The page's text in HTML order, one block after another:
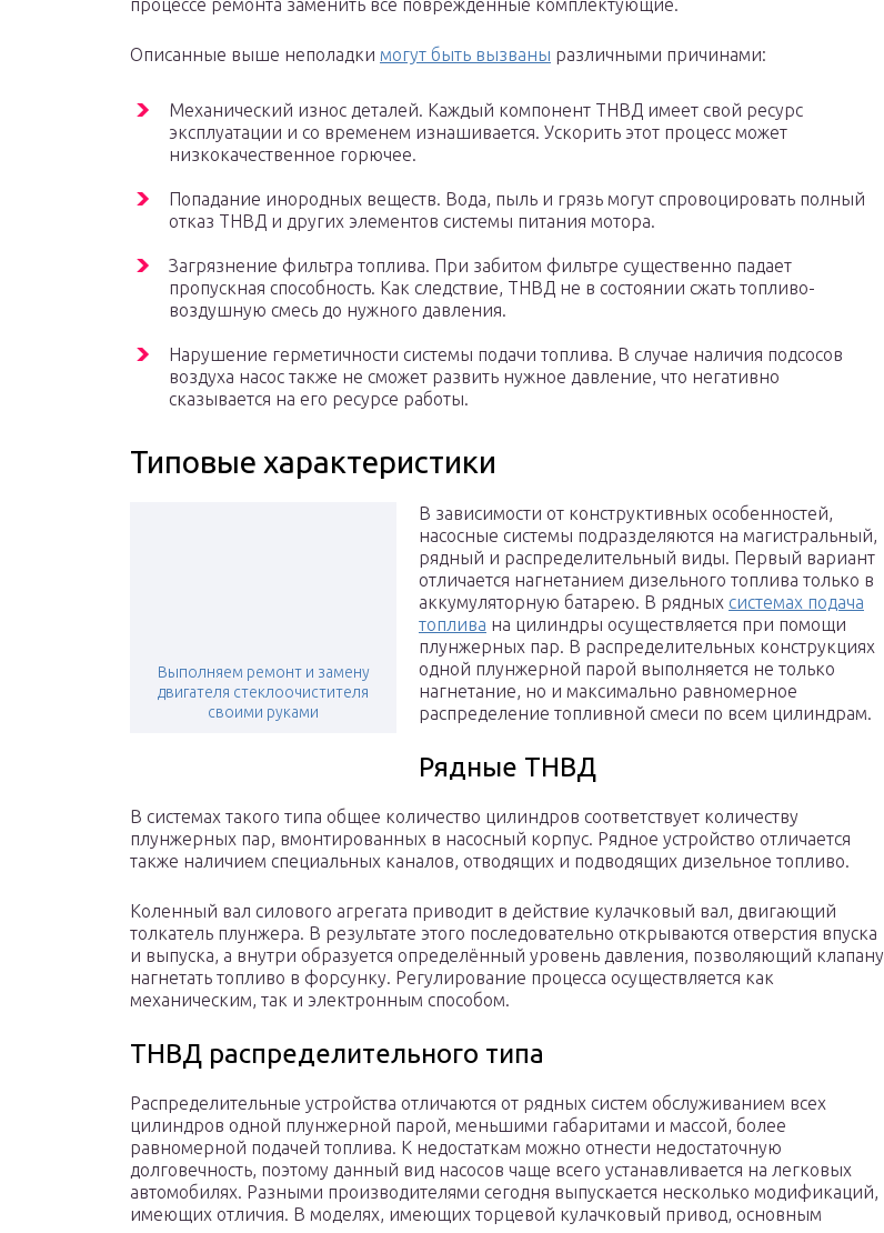
процессе ремонта заменить все поврежденные комплектующие.
Описанные выше неполадки могут быть вызваны различными причинами:
Механический износ деталей. Каждый компонент ТНВД имеет свой ресурс
эксплуатации и со временем изнашивается. Ускорить этот процесс может
низкокачественное горючее.
Попадание инородных веществ. Вода, пыль и грязь могут спровоцировать полный
отказ ТНВД и других элементов системы питания мотора.
Загрязнение фильтра топлива. При забитом фильтре существенно падает
пропускная способность. Как следствие, ТНВД не в состоянии сжать топливо-
воздушную смесь до нужного давления.
Нарушение герметичности системы подачи топлива. В случае наличия подсосов
воздуха насос также не сможет развить нужное давление, что негативно
сказывается на его ресурсе работы.
Типовые характеристики
Выполняем ремонт и замену
двигателя стеклоочистителя
своими руками
В зависимости от конструктивных особенностей,
насосные системы подразделяются на магистральный,
рядный и распределительный виды. Первый вариант
отличается нагнетанием дизельного топлива только в
аккумуляторную батарею. В рядных системах подача
топлива на цилиндры осуществляется при помощи
плунжерных пар. В распределительных конструкциях
одной плунжерной парой выполняется не только
нагнетание, но и максимально равномерное
распределение топливной смеси по всем цилиндрам.
Рядные ТНВД
В системах такого типа общее количество цилиндров соответствует количеству
плунжерных пар, вмонтированных в насосный корпус. Рядное устройство отличается
также наличием специальных каналов, отводящих и подводящих дизельное топливо.
Коленный вал силового агрегата приводит в действие кулачковый вал, двигающий
толкатель плунжера. В результате этого последовательно открываются отверстия впуска
и выпуска, а внутри образуется определённый уровень давления, позволяющий клапану
нагнетать топливо в форсунку. Регулирование процесса осуществляется как
механическим, так и электронным способом.
ТНВД распределительного типа
Распределительные устройства отличаются от рядных систем обслуживанием всех
цилиндров одной плунжерной парой, меньшими габаритами и массой, более
равномерной подачей топлива. К недостаткам можно отнести недостаточную
долговечность, поэтому данный вид насосов чаще всего устанавливается на легковых
автомобилях. Разными производителями сегодня выпускается несколько модификаций,
имеющих отличия. В моделях, имеющих торцевой кулачковый привод, основным